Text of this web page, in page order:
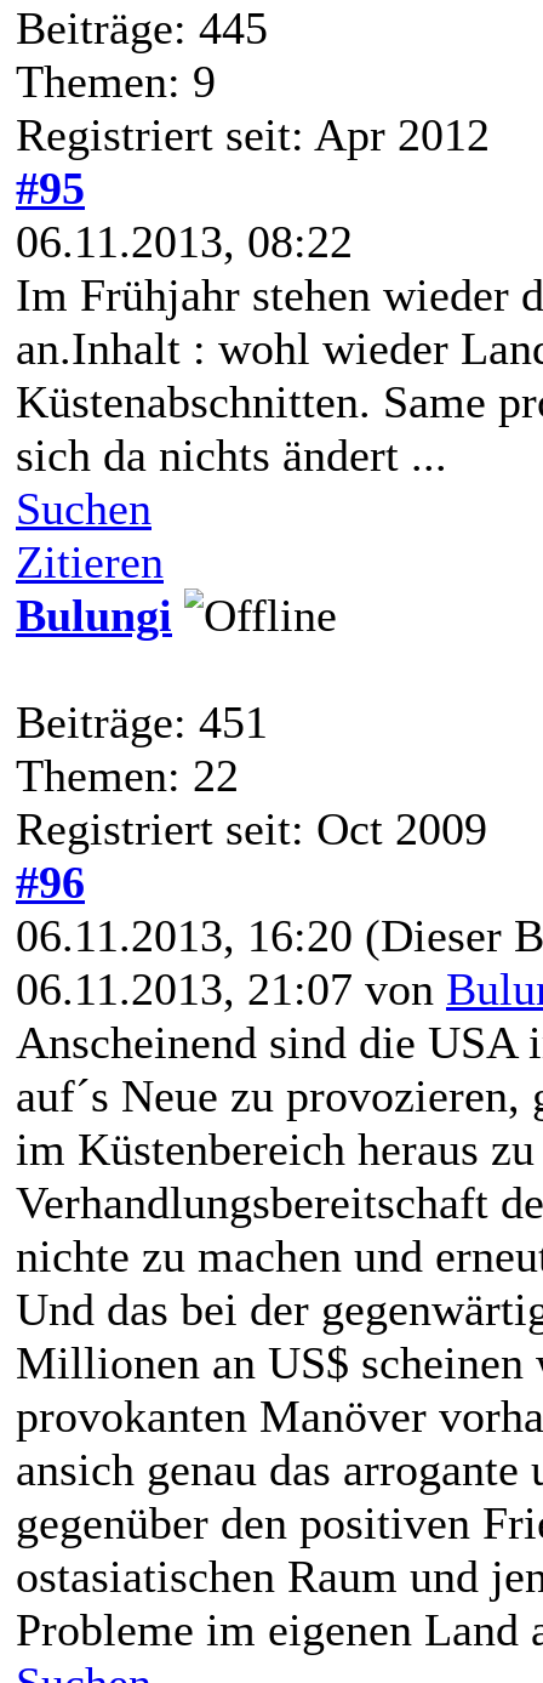
Beiträge: 445
Themen: 9
Registriert seit: Apr 2012
#95
06.11.2013, 08:22
Im Frühjahr stehen wieder
an.Inhalt : wohl wieder
Küstenabschnitten. Same
sich da nichts ändert ...
Suchen
Zitieren
Bulungi
Beiträge: 451
Themen: 22
Registriert seit: Oct 2009
#96
06.11.2013, 16:20 (Dieser
06.11.2013, 21:07 von
Anscheinend sind die
auf´s Neue zu
im Küstenbereich heraus
Verhandlungsbereitschaft
nichte zu machen und
Und das bei der
Millionen an US$
provokanten Manöver
ansich genau das
gegenüber den positiven
ostasiatischen Raum und
Probleme im eigenen Land